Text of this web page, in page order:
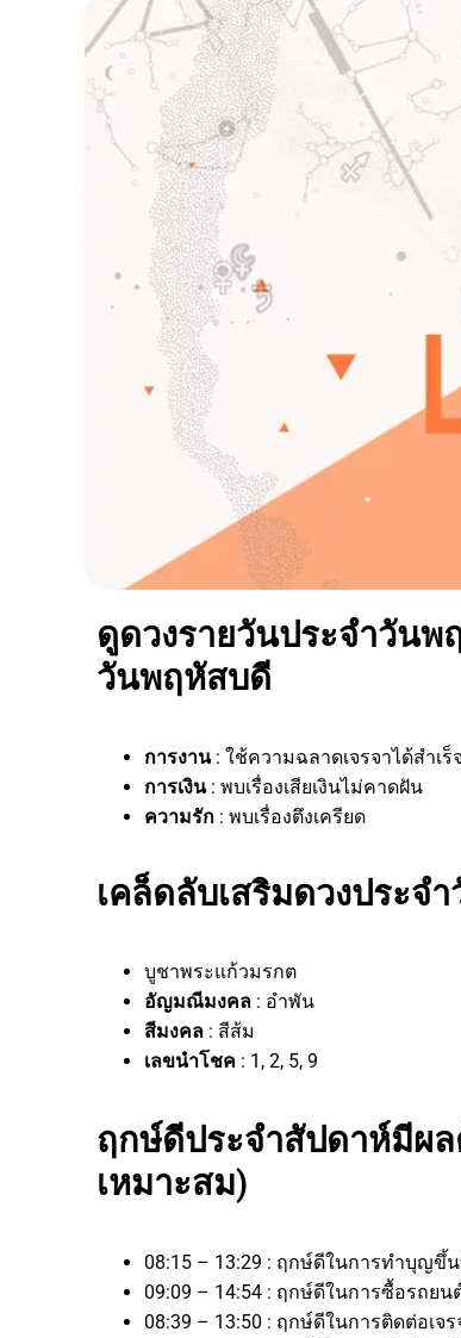
ดูดวงรายวันประจำวัน
วันพฤหัสบดี
การงาน: ใช้ความฉลาดเจรจาได้สำเร็จ
การเงิน: พบเรื่องเสียเงินไม่คาดฝัน
ความรัก : พบเรื่องตึงเครียด
เคล็ดลับเสริมดวงประจ
บูชาพระแก้วมรกต
อัญมณีมงคล : อำพัน
สีมงคล : สีส้ม
เลขนำโชค : 1, 2, 5, 9
ฤกษ์ดีประจำสัปดาห์มีผ
เหมาะสม)
08:15 – 13:29 : ฤกษ์ดีในการทำบุญขึ้
09:09 – 14:54 : ฤกษ์ดีในการซื้อรถย
08:39 – 13:50 : ฤกษ์ดีในการติดต่อ